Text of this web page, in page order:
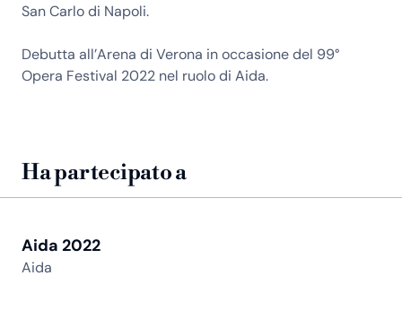
San Carlo di Napoli.
Debutta all’Arena di Verona in occasione del 99°
Opera Festival 2022 nel ruolo di Aida.
Ha partecipato a
Aida 2022
Aida